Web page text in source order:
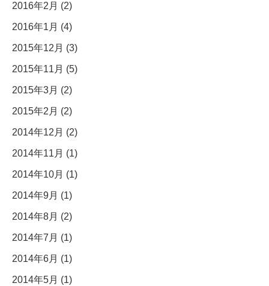
2016年2月 (2)
2016年1月 (4)
2015年12月 (3)
2015年11月 (5)
2015年3月 (2)
2015年2月 (2)
2014年12月 (2)
2014年11月 (1)
2014年10月 (1)
2014年9月 (1)
2014年8月 (2)
2014年7月 (1)
2014年6月 (1)
2014年5月 (1)